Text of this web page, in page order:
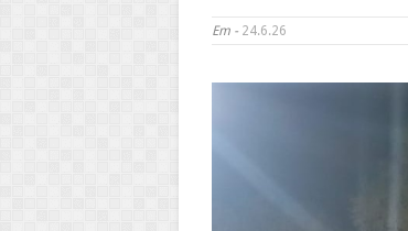
Em - 24.6.26